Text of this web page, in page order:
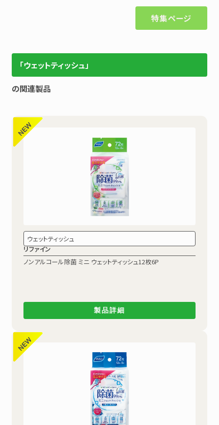
特集ページ
「ウェットティッシュ」
の関連製品
ウェットティッシュ
リファイン
ノンアルコール除菌 ミニ ウェットティッシュ12枚6P
製品詳細